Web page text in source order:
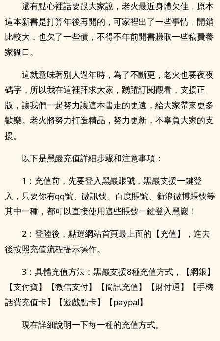
還有點心裡話要跟大家說，老火最近身體欠佳，原本
這本新書是打算年後再開的，可家裡出了一些事情，開銷
比較大，也欠了一些債，不得不年前開書賺取一些稿費養
家餬口。
這就意味著別人過年時，為了不斷更，老火也要夜夜
碼字，所以我在這裡拜求大家，踴躍訂閱觀看，支援正
版，讓我們一起努力讓這本書走的更遠，給大家帶來更多
歡樂。老火將努力打造精品，努力更新，不辜負大家的支
援。
以下是黑巖充值詳細步驟和注意事項：
1：充值前，先要登入黑巖賬號，黑巖支援一鍵登
入，只要你有qq號、微訊號、百度賬號、新浪微博賬號等
其中一種，都可以直接使用這些賬號一鍵登入黑巖！
2：登陸後，點選網站首頁最上面的【充值】，進去
後按照充值流程提示操作。
3：具體充值方法：黑巖支援8種充值方式，【網銀】
【支付寶】【微信支付】【簡訊充值】【財付通】【手機
話費充值卡】【遊戲點卡】【paypal】
現在詳細說明一下每一種的充值方式。